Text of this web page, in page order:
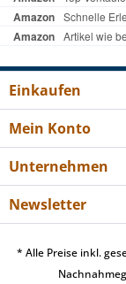
Einkaufen
Mein Konto
Unternehmen
Newsletter
* Alle Preise inkl.